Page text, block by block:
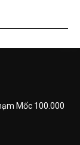
Mốc 100.000